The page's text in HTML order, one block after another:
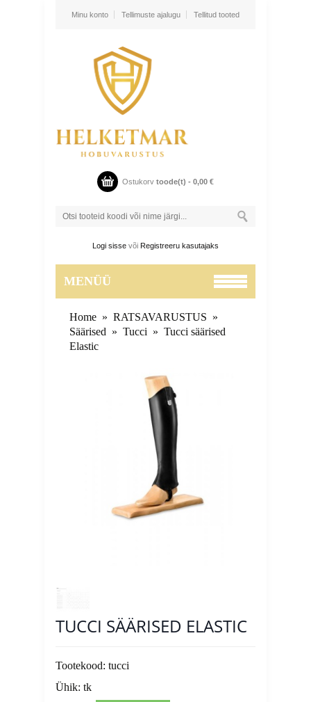
Minu konto Tellimuste ajalugu Tellitud tooted
Ostukorv toode(t) - 0,00 €
Logi sisse või Registreeru kasutajaks
MENÜÜ
Home » RATSAVARUSTUS »
Säärised » Tucci » Tucci säärised
Elastic
TUCCI SÄÄRISED ELASTIC
Tootekood: tucci
Ühik: tk